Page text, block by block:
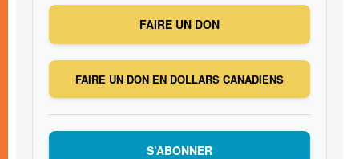
FAIRE UN DON
FAIRE UN DON EN DOLLARS CANADIENS
S’ABONNER